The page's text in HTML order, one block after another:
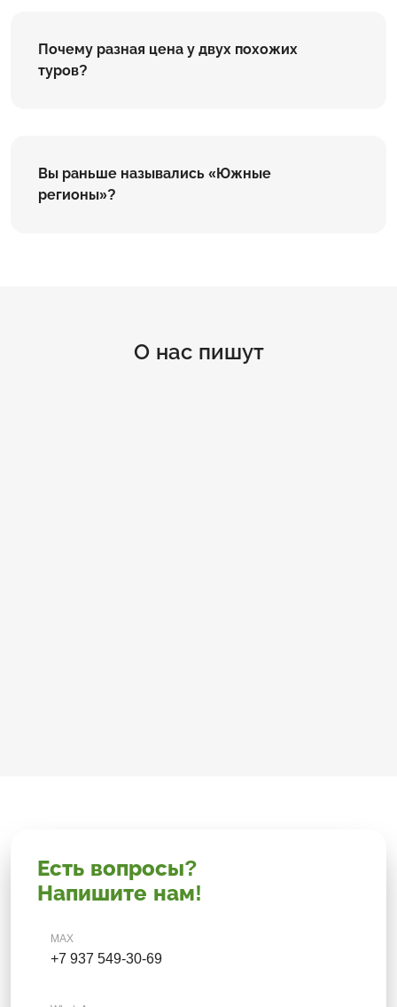
Почему разная цена у двух похожих
туров?
Вы раньше назывались «Южные
регионы»?
О нас пишут
Есть вопросы?
Напишите нам!
MAX
+7 937 549-30-69